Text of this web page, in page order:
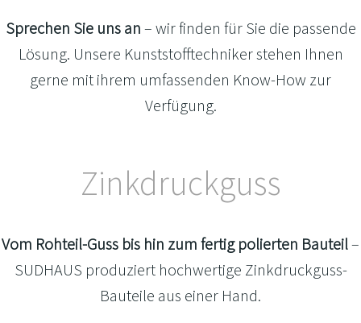
Sprechen Sie uns an – wir finden für Sie die passende
Lösung. Unsere Kunststofftechniker stehen Ihnen
gerne mit ihrem umfassenden Know-How zur
Verfügung.
Zinkdruckguss
Vom Rohteil-Guss bis hin zum fertig polierten Bauteil–
SUDHAUS produziert hochwertige Zinkdruckguss-
Bauteile aus einer Hand.